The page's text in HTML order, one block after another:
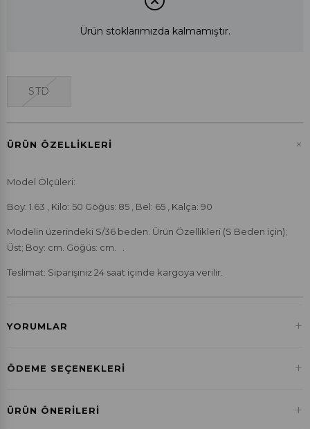
Ürün stoklarımızda kalmamıştır.
STD
ÜRÜN ÖZELLIKLERI +
Model Ölçüleri:
Boy: 1.63 , Kilo: 50 Göğüs: 85 , Bel: 65 , Kalça: 90
Modelin üzerindeki S/36 beden. Ürün Özellikleri (S Beden için);
Üst; Boy: cm. Göğüs: cm. .
Teslimat: Siparişiniz 24 saat içinde kargoya verilir.
YORUMLAR +
ÖDEME SEÇENEKLERI +
Havale ile Ödeme
ÜRÜN ÖNERILERI +